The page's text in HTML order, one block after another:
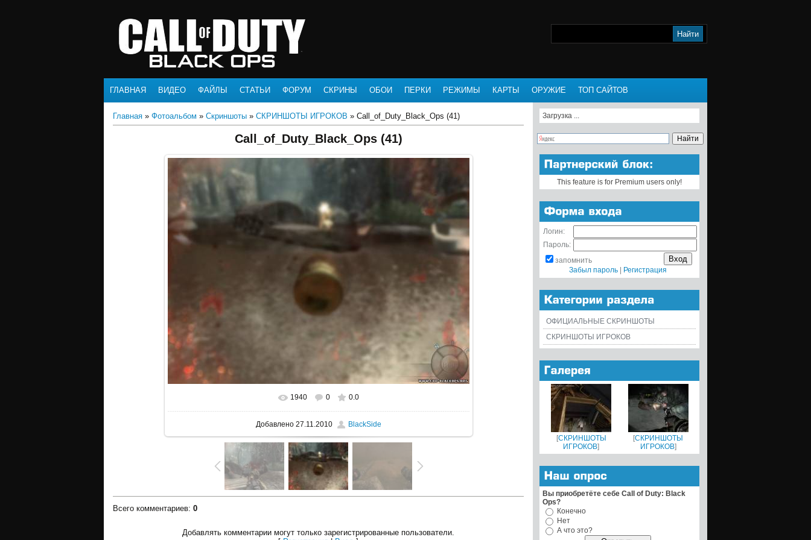
ГЛАВНАЯ ВИДЕО ФАЙЛЫ СТАТЬИ ФОРУМ СКРИНЫ ОБОИ ПЕРКИ РЕЖИМЫ КАРТЫ ОРУЖИЕ ТОП САЙТОВ
Главная » Фотоальбом » Скриншоты » СКРИНШОТЫ ИГРОКОВ » Call_of_Duty_Black_Ops (41)
Call_of_Duty_Black_Ops (41)
В реальном размере 1024x768
1940 0 0.0
Добавлено27.11.2010 BlackSide
Всего комментариев: 0
Добавлять комментарии могут только зарегистрированные пользователи.
Загрузка ...
This feature is for Premium users only!
Логин:
Пароль:
запомнить
Забыл пароль| Регистрация
ОФИЦИАЛЬНЫЕ СКРИНШОТЫ
СКРИНШОТЫ ИГРОКОВ
[СКРИНШОТЫ
ИГРОКОВ]
[СКРИНШОТЫ
ИГРОКОВ]
Вы приобретёте себе Call of Duty: Black
Ops?
Конечно
Нет
А что это?